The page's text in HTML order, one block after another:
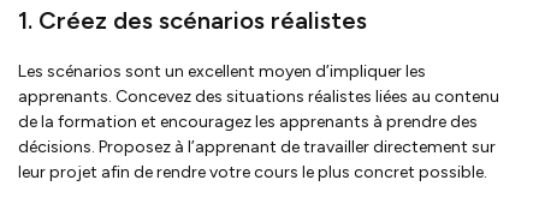
1. Créez des scénarios réalistes
Les scénarios sont un excellent moyen d’impliquer les
apprenants. Concevez des situations réalistes liées au contenu
de la formation et encouragez les apprenants à prendre des
décisions. Proposez à l’apprenant de travailler directement sur
leur projet afin de rendre votre cours le plus concret possible.